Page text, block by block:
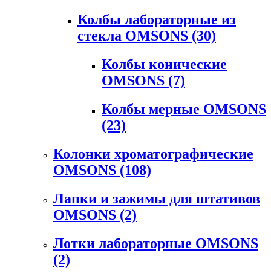
Колбы лабораторные из
стекла OMSONS (30)
Колбы конические
OMSONS (7)
Колбы мерные OMSONS
(23)
Колонки хроматографические
OMSONS (108)
Лапки и зажимы для штативов
OMSONS (2)
Лотки лабораторные OMSONS
(2)